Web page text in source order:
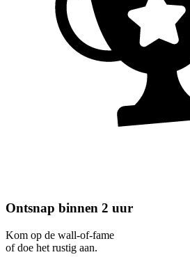
Ontsnap binnen 2 uur
Kom op de wall-of-fame
of doe het rustig aan.